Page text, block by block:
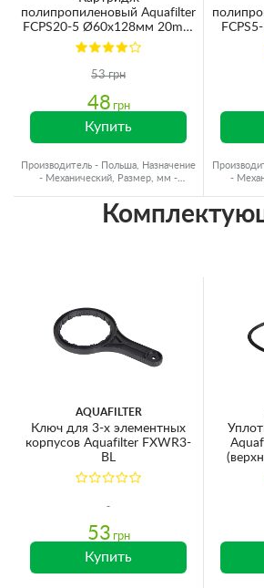
полипропиленовый Aquafilter
FCPS20-5 Ø60x128мм 20mcr
45°C (очистка от
механических примесей)
53 грн
48 грн
Купить
Производитель - Польша, Назначение
- Механический, Размер, мм -
-
AQUAFILTER
Ключ для 3-х элементных
корпусов Aquafilter FXWR3-
BL
53 грн
Купить